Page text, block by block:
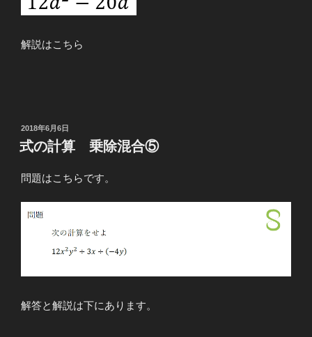
解説はこちら
投
稿
日:
2018年6月6日
式の計算 乗除混合⑤
問題はこちらです。
解答と解説は下にあります。